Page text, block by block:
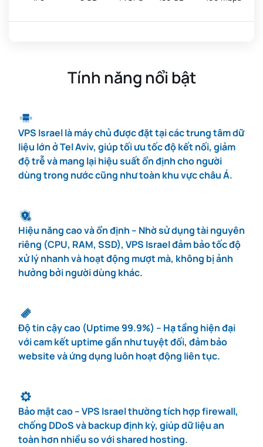
#8 24 GB 12 vCPU 500 GB 100 Mbps
Tính năng nổi bật
VPS Israel là máy chủ được đặt tại các trung tâm dữ
liệu lớn ở Tel Aviv, giúp tối ưu tốc độ kết nối, giảm
độ trễ và mang lại hiệu suất ổn định cho người
dùng trong nước cũng như toàn khu vực châu Á.
Hiệu năng cao và ổn định – Nhờ sử dụng tài nguyên
riêng (CPU, RAM, SSD), VPS Israel đảm bảo tốc độ
xử lý nhanh và hoạt động mượt mà, không bị ảnh
hưởng bởi người dùng khác.
Độ tin cậy cao (Uptime 99.9%) – Hạ tầng hiện đại
với cam kết uptime gần như tuyệt đối, đảm bảo
website và ứng dụng luôn hoạt động liên tục.
Bảo mật cao – VPS Israel thường tích hợp firewall,
chống DDoS và backup định kỳ, giúp dữ liệu an
toàn hơn nhiều so với shared hosting.